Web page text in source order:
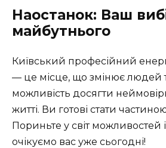
Наостанок: Ваш
майбутнього
Київський професійний
— це місце, що змінює людей
можливість досягти
житті. Ви готові стати
Пориньте у світ можливостей і
очікуємо вас уже сьогодні!